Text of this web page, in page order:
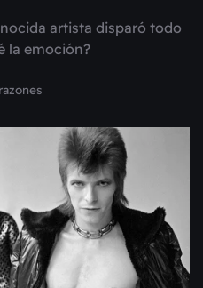
artista disparó todo
la emoción?